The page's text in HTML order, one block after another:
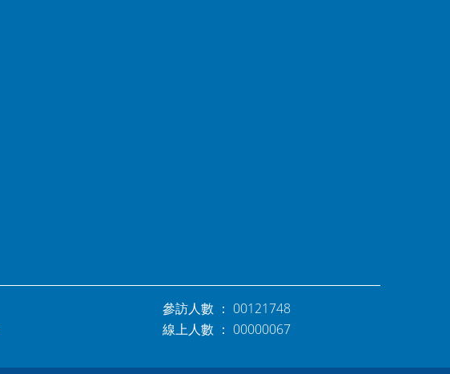
參訪人數 ： 00121748
線上人數 ： 00000067